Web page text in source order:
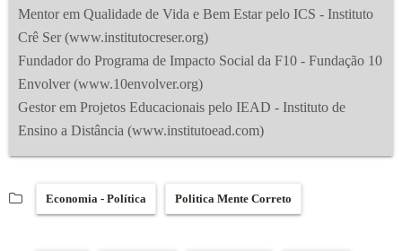
Mentor em Qualidade de Vida e Bem Estar pelo ICS - Instituto
Crê Ser (www.institutocreser.org)
Fundador do Programa de Impacto Social da F10 - Fundação 10
Envolver (www.10envolver.org)
Gestor em Projetos Educacionais pelo IEAD - Instituto de
Ensino a Distância (www.institutoead.com)
Economia - Política Politica Mente Correto